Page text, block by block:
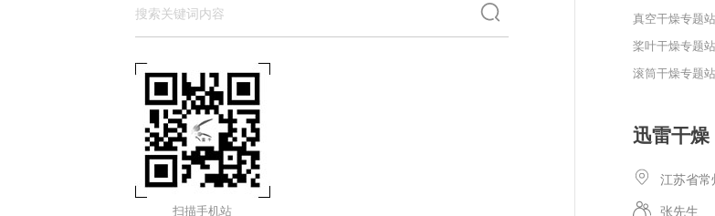
扫描手机站
真空干燥专题站
桨叶干燥专题站
滚筒干燥专题站
迅雷干燥
江苏省常
张先生